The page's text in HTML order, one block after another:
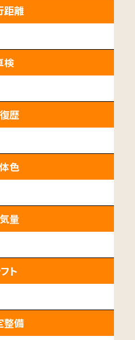
距離
検
歴
色
量
ト
整備